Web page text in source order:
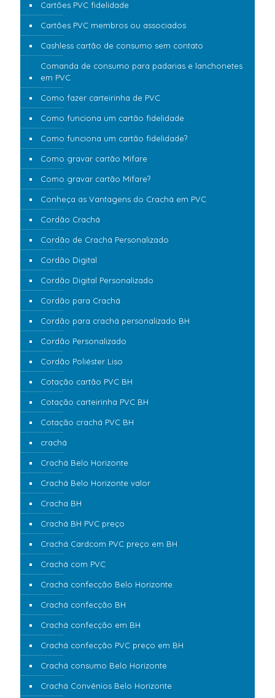
Cartões PVC fidelidade
Cartões PVC membros ou associados
Cashless cartão de consumo sem contato
Comanda de consumo para padarias e lanchonetes
em PVC
Como fazer carteirinha de PVC
Como funciona um cartão fidelidade
Como funciona um cartão fidelidade?
Como gravar cartão Mifare
Como gravar cartão Mifare?
Conheça as Vantagens do Crachá em PVC
Cordão Crachá
Cordão de Crachá Personalizado
Cordão Digital
Cordão Digital Personalizado
Cordão para Crachá
Cordão para crachá personalizado BH
Cordão Personalizado
Cordão Poliéster Liso
Cotação cartão PVC BH
Cotação carteirinha PVC BH
Cotação crachá PVC BH
crachá
Crachá Belo Horizonte
Crachá Belo Horizonte valor
Cracha BH
Crachá BH PVC preço
Crachá Cardcom PVC preço em BH
Crachá com PVC
Crachá confecção Belo Horizonte
Crachá confecção BH
Crachá confecção em BH
Crachá confecção PVC preço em BH
Crachá consumo Belo Horizonte
Crachá Convênios Belo Horizonte